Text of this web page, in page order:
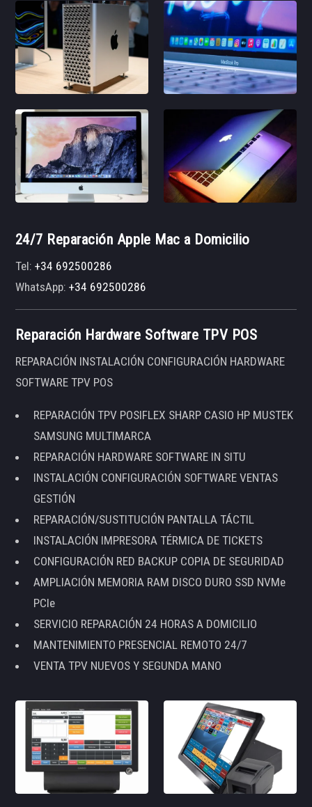
24/7 Reparación Apple Mac a Domicilio
Tel:+34 692500286
WhatsApp:+34 692500286
Reparación Hardware Software TPV POS
REPARACIÓN INSTALACIÓN CONFIGURACIÓN HARDWARE
SOFTWARE TPV POS
REPARACIÓN TPV POSIFLEX SHARP CASIO HP MUSTEK
SAMSUNG MULTIMARCA
REPARACIÓN HARDWARE SOFTWARE IN SITU
INSTALACIÓN CONFIGURACIÓN SOFTWARE VENTAS
GESTIÓN
REPARACIÓN/SUSTITUCIÓN PANTALLA TÁCTIL
INSTALACIÓN IMPRESORA TÉRMICA DE TICKETS
CONFIGURACIÓN RED BACKUP COPIA DE SEGURIDAD
AMPLIACIÓN MEMORIA RAM DISCO DURO SSD NVMe
PCIe
SERVICIO REPARACIÓN 24 HORAS A DOMICILIO
MANTENIMIENTO PRESENCIAL REMOTO 24/7
VENTA TPV NUEVOS Y SEGUNDA MANO